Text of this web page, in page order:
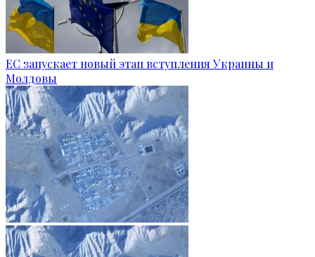
ЕС запускает новый этап вступления Украины и
Молдовы